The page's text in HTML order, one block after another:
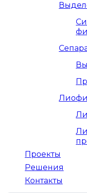
Проекты
Решения
Контакты